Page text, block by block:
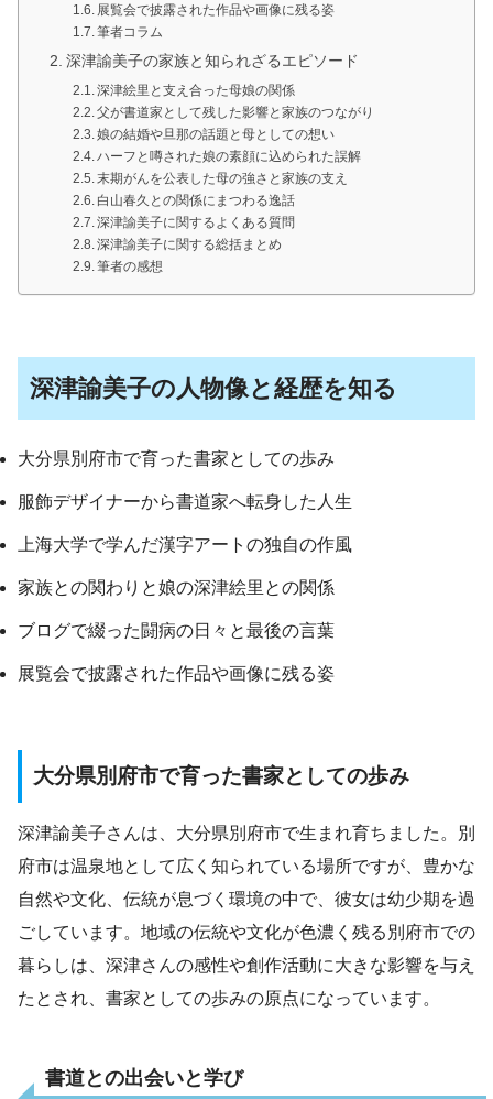
展覧会で披露された作品や画像に残る姿
筆者コラム
深津諭美子の家族と知られざるエピソード
深津絵里と支え合った母娘の関係
父が書道家として残した影響と家族のつながり
娘の結婚や旦那の話題と母としての想い
ハーフと噂された娘の素顔に込められた誤解
末期がんを公表した母の強さと家族の支え
白山春久との関係にまつわる逸話
深津諭美子に関するよくある質問
深津諭美子に関する総括まとめ
筆者の感想
深津諭美子の人物像と経歴を知る
大分県別府市で育った書家としての歩み
服飾デザイナーから書道家へ転身した人生
上海大学で学んだ漢字アートの独自の作風
家族との関わりと娘の深津絵里との関係
ブログで綴った闘病の日々と最後の言葉
展覧会で披露された作品や画像に残る姿
大分県別府市で育った書家としての歩み
深津諭美子さんは、大分県別府市で生まれ育ちました。別
府市は温泉地として広く知られている場所ですが、豊かな
自然や文化、伝統が息づく環境の中で、彼女は幼少期を過
ごしています。地域の伝統や文化が色濃く残る別府市での
暮らしは、深津さんの感性や創作活動に大きな影響を与え
たとされ、書家としての歩みの原点になっています。
書道との出会いと学び